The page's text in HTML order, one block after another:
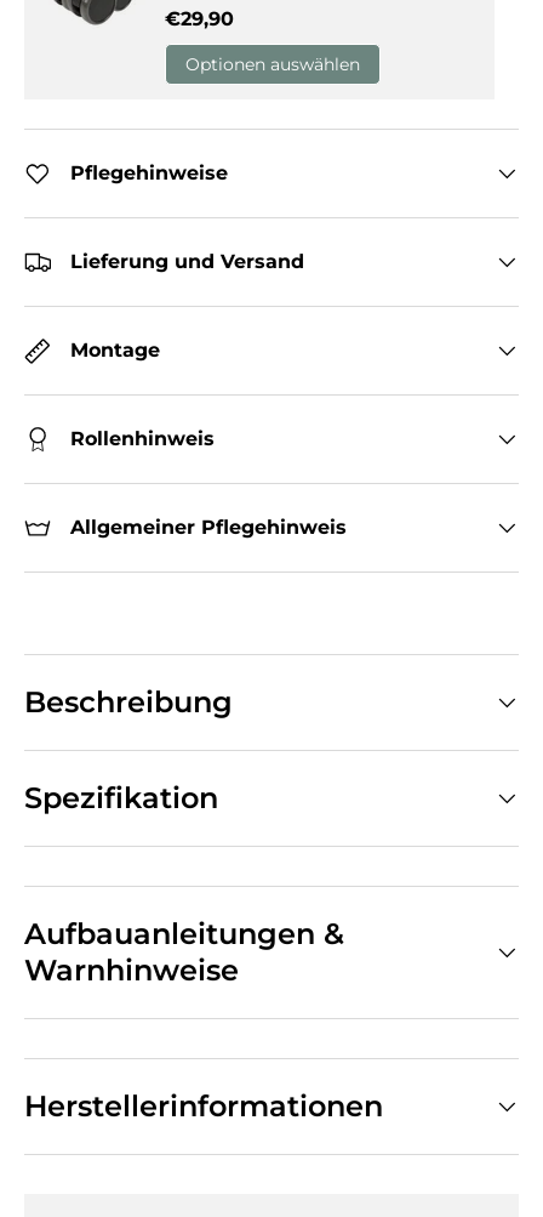
Normaler Preis
€29,90
Optionen auswählen
Pflegehinweise
Lieferung und Versand
Montage
Rollenhinweis
Allgemeiner Pflegehinweis
Beschreibung
Spezifikation
Aufbauanleitungen &
Warnhinweise
Herstellerinformationen